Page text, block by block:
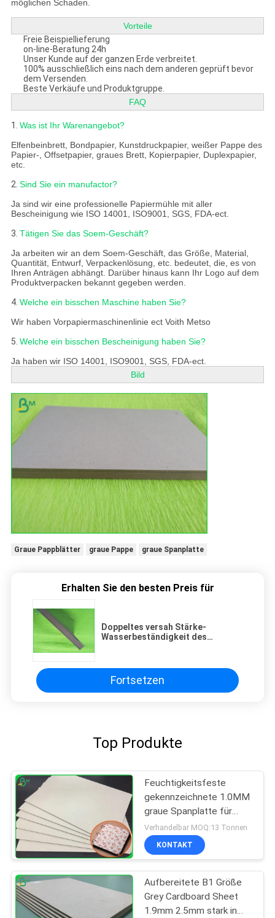
möglichen Schaden.
Vorteile
Freie Beispiellieferung
on-line-Beratung 24h
Unser Kunde auf der ganzen Erde verbreitet.
100% ausschließlich eins nach dem anderen geprüft bevor
dem Versenden.
Beste Verkäufe und Produktgruppe.
FAQ
1. Was ist Ihr Warenangebot?
Elfenbeinbrett, Bondpapier, Kunstdruckpapier, weißer Pappe des
Papier-, Offsetpapier, graues Brett, Kopierpapier, Duplexpapier,
etc.
2. Sind Sie ein manufactor?
Ja sind wir eine professionelle Papiermühle mit aller
Bescheinigung wie ISO 14001, ISO9001, SGS, FDA-ect.
3. Tätigen Sie das Soem-Geschäft?
Ja arbeiten wir an dem Soem-Geschäft, das Größe, Material,
Quantität, Entwurf, Verpackenlösung, etc. bedeutet, die, es von
Ihren Anträgen abhängt. Darüber hinaus kann Ihr Logo auf dem
Produktverpacken bekannt gegeben werden.
4. Welche ein bisschen Maschine haben Sie?
Wir haben Vorpapiermaschinenlinie ect Voith Metso
5. Welche ein bisschen Bescheinigung haben Sie?
Ja haben wir ISO 14001, ISO9001, SGS, FDA-ect.
Bild
Graue Pappblätter graue Pappe graue Spanplatte
Erhalten Sie den besten Preis für
Doppeltes versah Stärke-
Wasserbeständigkeit des
Fortsetzen
Top Produkte
Feuchtigkeitsfeste
gekennzeichnete 1.0MM
graue Spanplatte für
Notizbuch der
gebundenen Ausgabe
Verhandelbar MOQ:13 Tonnen
KONTAKT
Aufbereitete B1 Größe
Grey Cardboard Sheet
1.9mm 2.5mm stark in